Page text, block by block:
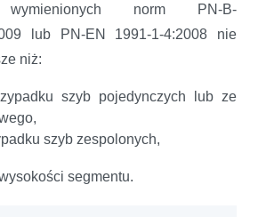
norm PN-B-
lub PN-EN 1991-1-4:2008 nie
niż:
szyb pojedynczych lub ze
szyb zespolonych,
segmentu.